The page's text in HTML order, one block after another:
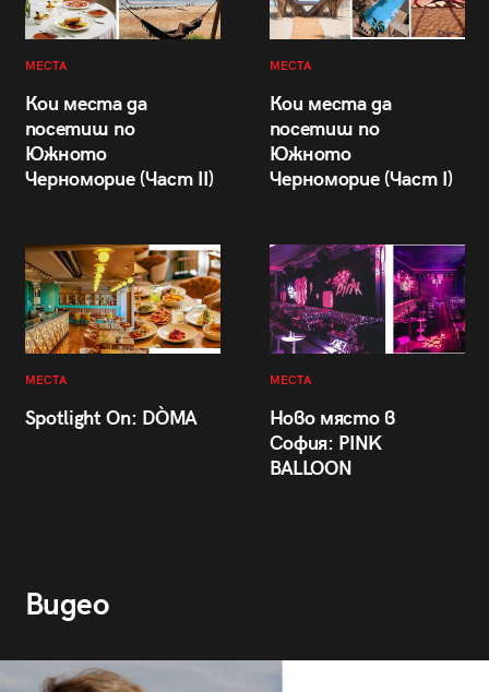
МЕСТА
Кои места да
посетиш по
Южното
Черноморие (Част II)
МЕСТА
Кои места да
посетиш по
Южното
Черноморие (Част I)
МЕСТА
Spotlight On: DÒMA
МЕСТА
Ново място в
София: PINK
BALLOON
Видео